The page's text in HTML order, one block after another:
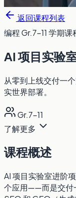
返回课程列表
编程Gr.7-11 学期课
AI 项目实验
从零到上线交付一
实世界部署。
Gr.7-11
了解更多
课程概述
AI 项目实验室进阶
个应用——而是交付